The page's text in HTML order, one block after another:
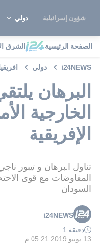
شؤون إسرائيلية دولي
الصفحة الرئيسية الشرق
i24NEWS دولي افريقيا
البرهان
الخارجية
الإفريقية
تناول البرهان و تيبور
المفاوضات مع قوى
السودان
i24NEWS
دقيقة 1
13 يونيو 2019 05:21 م